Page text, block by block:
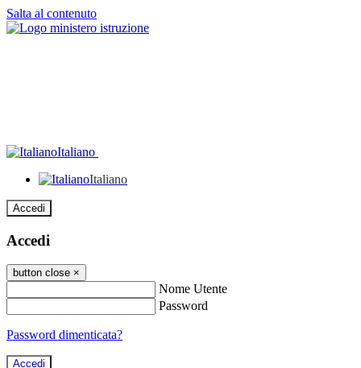
Salta al contenuto
Italiano
Italiano
Accedi
Accedi
button close ×
Nome Utente
Password
Password dimenticata?